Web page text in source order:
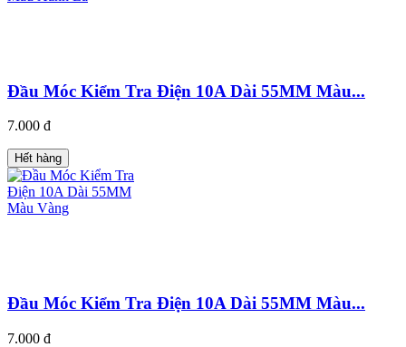
Đầu Móc Kiểm Tra Điện 10A Dài 55MM Màu...
7.000 đ
Hết hàng
Đầu Móc Kiểm Tra Điện 10A Dài 55MM Màu...
7.000 đ